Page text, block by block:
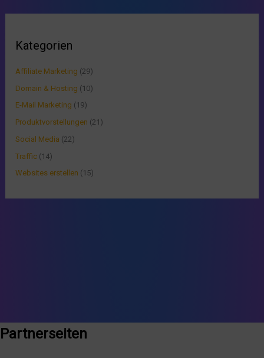
Kategorien
Affiliate Marketing (29)
Domain & Hosting (10)
E-Mail Marketing (19)
Produktvorstellungen (21)
Social Media (22)
Traffic (14)
Websites erstellen (15)
Partnerseiten